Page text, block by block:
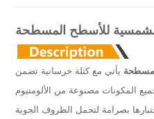
للأسطح المسطحة
يأتي مع كتلة خرسانية تضمن
المكونات مصنوعة من الألومنيوم
بصرامة لتحمل الظروف الجوية